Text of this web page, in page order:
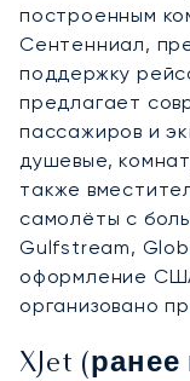
построенным
Сентенниал,
поддержку
предлагает
пассажиров и
душевые,
также
самолёты с
Gulfstream,
оформление
организовано
XJet